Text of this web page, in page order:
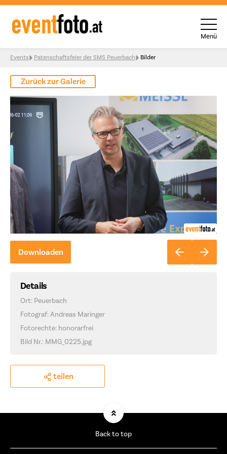
Skip to content
Menü
Events Patenschaftsfeier der SMS Peuerbach Bilder
Zurück zur Galerie
Downloaden
Details
Ort: Peuerbach
Fotograf: Andreas Maringer
Fotorechte: honorarfrei
Bild Nr.: MMG_0225.jpg
teilen
Back to top